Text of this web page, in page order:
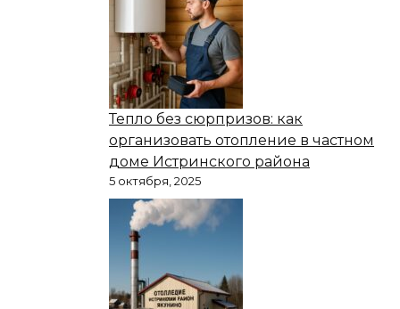
Тепло без сюрпризов: как
организовать отопление в частном
доме Истринского района
5 октября, 2025